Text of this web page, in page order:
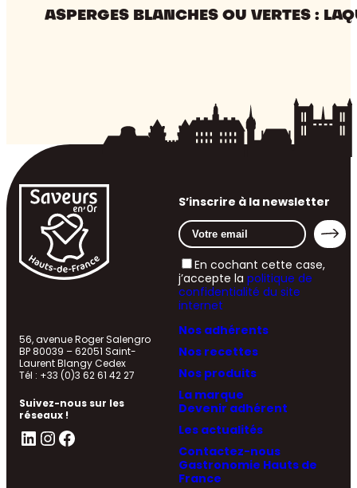
ASPERGES BLANCHES OU VERTES :
Nos adhérents
Nos recettes
Nos produits
La marque
Devenir adhérent
Les actualités
Contactez-nous
Gastronomie Hauts de
France
56, avenue Roger Salengro
BP 80039 – 62051 Saint-
Laurent Blangy Cedex
Tél : +33 (0)3 62 61 42 27
Suivez-nous sur les
réseaux !
LinkedIn InstagramFacebook
S’inscrire à la newsletter
En cochant cette case,
j’accepte la politique de
confidentialité du site
internet